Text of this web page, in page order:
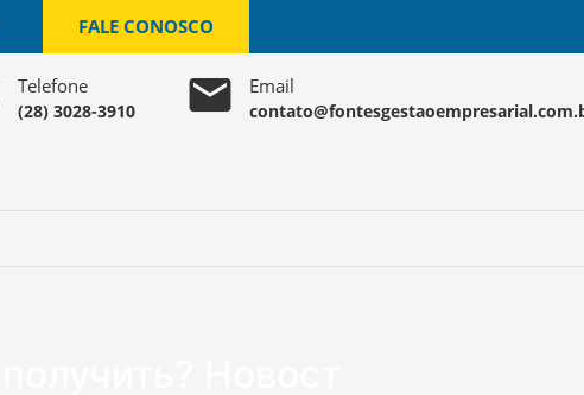
FALE CONOSCO
Telefone
(28) 3028-3910
Email